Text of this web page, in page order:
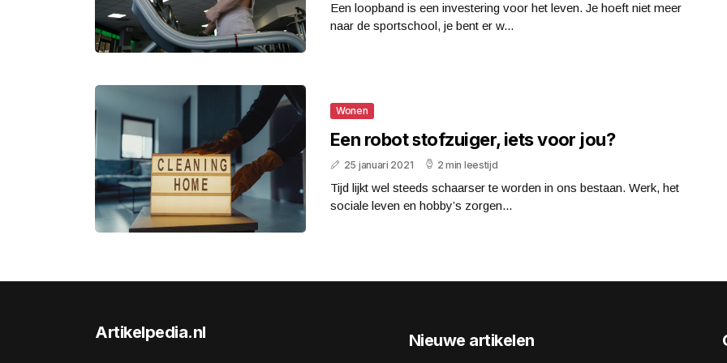
Een loopband is een investering voor het leven. Je hoeft niet meer
naar de sportschool, je bent er w...
Wonen
Een robot stofzuiger, iets voor jou?
25 januari 2021 2 min leestijd
Tijd lijkt wel steeds schaarser te worden in ons bestaan. Werk, het
sociale leven en hobby’s zorgen...
Artikelpedia.nl Nieuwe artikelen